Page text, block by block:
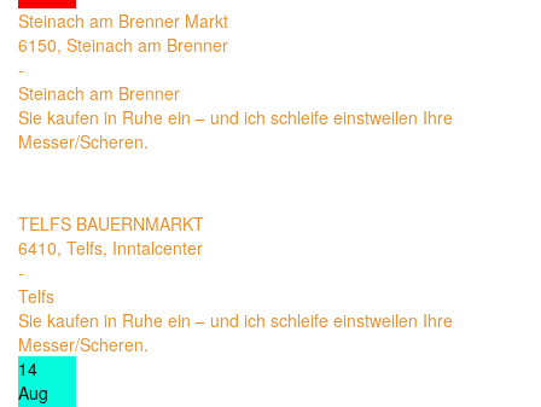
Steinach am Brenner Markt
6150, Steinach am Brenner
-
Steinach am Brenner
Sie kaufen in Ruhe ein – und ich schleife einstweilen Ihre
Messer/Scheren.
TELFS BAUERNMARKT
6410, Telfs, Inntalcenter
-
Telfs
Sie kaufen in Ruhe ein – und ich schleife einstweilen Ihre
Messer/Scheren.
14
Aug